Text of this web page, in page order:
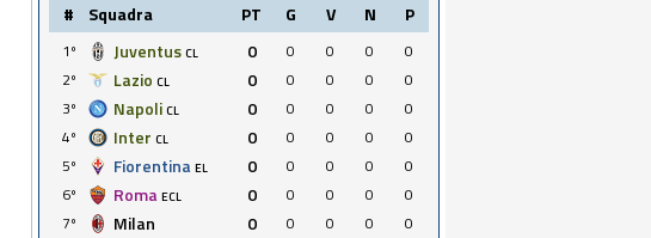
# Squadra PT G V N P
1º Juventus CL 0 0 0 0
0
2º
Lazio CL 0 0 0 0
0
3º
Napoli CL 0 0 0 0
0
4º
Inter CL 0 0 0 0
0
5º
Fiorentina EL 0 0 0 0
0
6º
Roma ECL 0 0 0 0
0
7º
Milan 0 0 0 0
0